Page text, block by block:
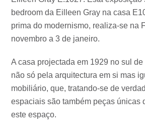
bedroom da Eilleen Gray na casa
prima do modernismo, realiza-se na
novembro a 3 de janeiro.
A casa projectada em 1929 no sul
não só pela arquitectura em si mas
mobiliário, que, tratando-se de
espaciais são também peças únicas
este espaço.